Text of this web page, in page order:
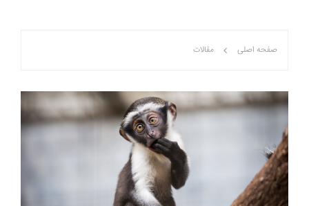
صفحه اصلی مقالات